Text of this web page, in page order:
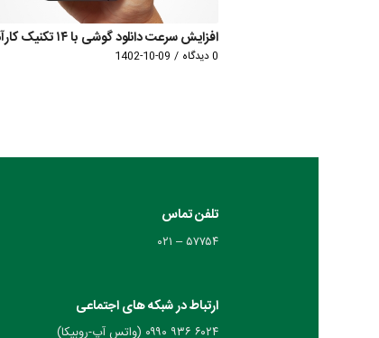
افزایش سرعت دانلود گوشی با ۱۴ تکنیک کارآمد
0 دیدگاه /
1402-10-09
تلفن تماس
۵۷۷۵۴ – ۰۲۱
ارتباط در شبکه های اجتماعی
۶۰۲۴ ۹۳۶ ۰۹۹۰ (واتس آپ-روبیکا)